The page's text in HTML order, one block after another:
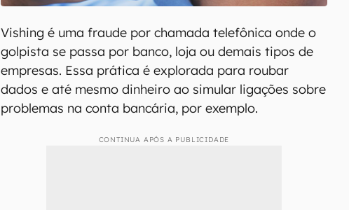
Vishing é uma fraude por chamada telefônica onde o
golpista se passa por banco, loja ou demais tipos de
empresas. Essa prática é explorada para roubar
dados e até mesmo dinheiro ao simular ligações sobre
problemas na conta bancária, por exemplo.
CONTINUA APÓS A PUBLICIDADE